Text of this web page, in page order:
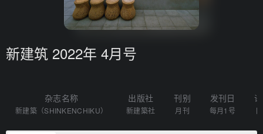
新建筑 2022年 4月号
杂志名称
新建築（SHINKENCHIKU）
出版社
新建築社
刊别
月刊
发刊日
每月1号